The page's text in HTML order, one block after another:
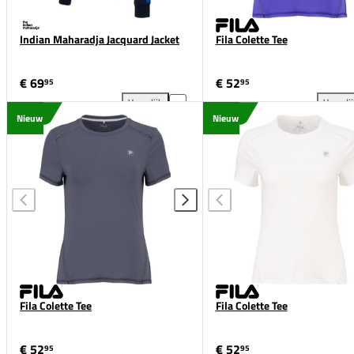
Indian Maharadja Jacquard Jacket
€ 6995
Vergelijk
Indian Maharadja Jacquard Jacket toevoegen aan
Fila Colette Tee
€ 5295
Nieuw
Fila Colette Tee
€ 5295
Nieuw
Fila Colette Tee
€ 5295